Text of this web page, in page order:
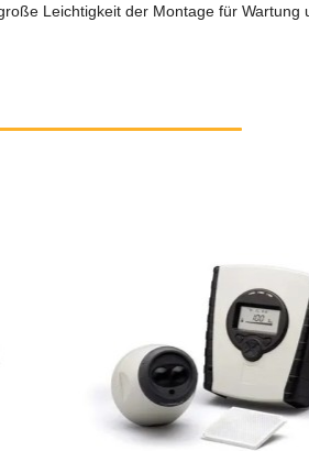
Leichtigkeit der Montage für Wartung